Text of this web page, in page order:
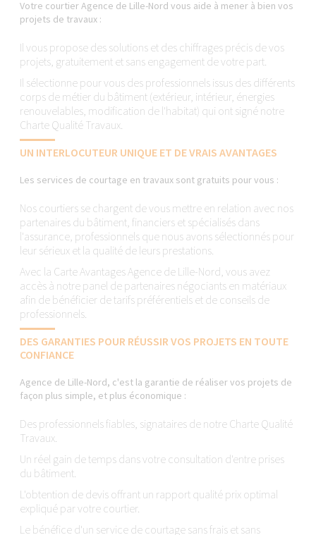
Votre courtier Agence de Lille-Nord vous aide à mener à bien vos
projets de travaux :
Il vous propose des solutions et des chiffrages précis de vos
projets, gratuitement et sans engagement de votre part.
Il sélectionne pour vous des professionnels issus des différents
corps de métier du bâtiment (extérieur, intérieur, énergies
renouvelables, modification de l'habitat) qui ont signé notre
Charte Qualité Travaux.
UN INTERLOCUTEUR UNIQUE ET DE VRAIS AVANTAGES
Les services de courtage en travaux sont gratuits pour vous :
Nos courtiers se chargent de vous mettre en relation avec nos
partenaires du bâtiment, financiers et spécialisés dans
l'assurance, professionnels que nous avons sélectionnés pour
leur sérieux et la qualité de leurs prestations.
Avec la Carte Avantages Agence de Lille-Nord, vous avez
accès à notre panel de partenaires négociants en matériaux
afin de bénéficier de tarifs préférentiels et de conseils de
professionnels.
DES GARANTIES POUR RÉUSSIR VOS PROJETS EN TOUTE
CONFIANCE
Agence de Lille-Nord, c'est la garantie de réaliser vos projets de
façon plus simple, et plus économique :
Des professionnels fiables, signataires de notre Charte Qualité
Travaux.
Un réel gain de temps dans votre consultation d'entre prises
du bâtiment.
L'obtention de devis offrant un rapport qualité prix optimal
expliqué par votre courtier.
Le bénéfice d'un service de courtage sans frais et sans